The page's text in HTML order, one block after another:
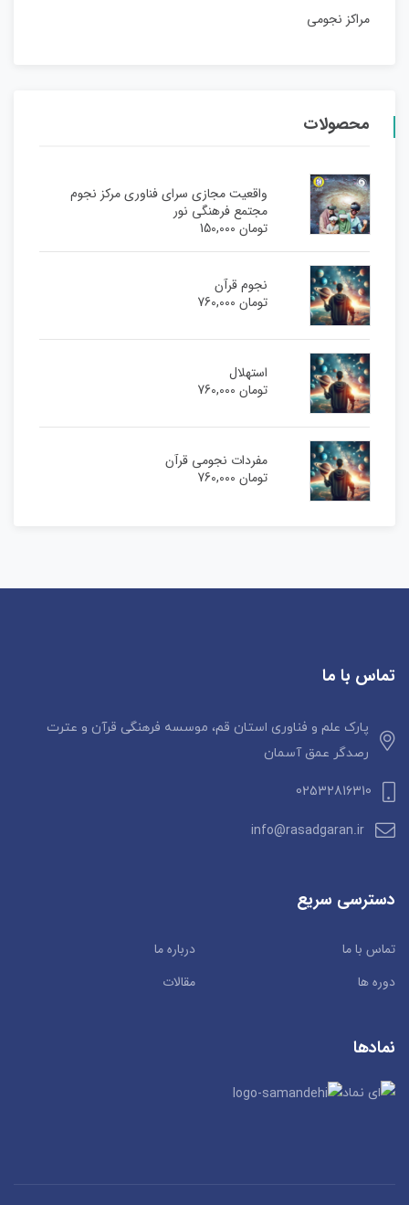
مراکز نجومی
محصولات
واقعیت مجازی سرای فناوری مرکز نجوم
مجتمع فرهنگی نور
تومان150,000
نجوم قرآن
تومان760,000
استهلال
تومان760,000
مفردات نجومی قرآن
تومان760,000
تماس با ما
پارک علم و فناوری استان قم، موسسه فرهنگی قرآن و عترت
رصدگر عمق آسمان
02532816310
info@rasadgaran.ir
دسترسی سریع
تماس با ما
درباره ما
دوره ها
مقالات
نمادها